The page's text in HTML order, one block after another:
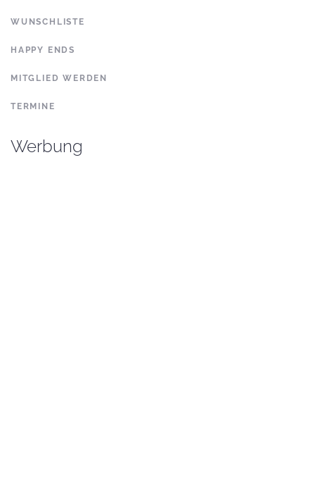
WUNSCHLISTE
HAPPY ENDS
MITGLIED WERDEN
TERMINE
Werbung